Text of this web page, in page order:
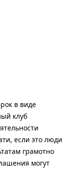
в виде
клуб
если это люди
грамотно
могут